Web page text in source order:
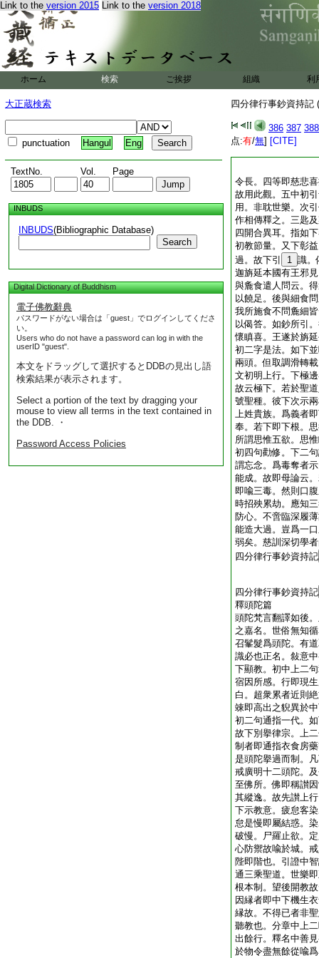
Link to the version 2015 Link to the version 2018
ホーム 検索 ご挨拶 組織 利
大正蔵検索
punctuation Hangul Eng
TextNo. Vol. Page
INBUDS
INBUDS(Bibliographic Database)
Search
Digital Dictionary of Buddhism
電子佛教辭典
パスワードがない場合は「guest」でログインしてくださ
い。
Users who do not have a password can log in with the
userID "guest".
本文をドラッグして選択するとDDBの見出し語
検索結果が表示されます。
Select a portion of the text by dragging your
mouse to view all terms in the text contained in
the DDB. ・
Password Access Policies
四分律行事鈔資持記
386 387 388
点:有/無] [CITE]
令長。四等即慈悲
故用此觀。五中初
用。非耽世樂。次
作相傳釋之。三匙
四開合異耳。指如
初教節量。又下彰
過。故下引
1 識。
迦旃延本國有王邪
與麁食遣人問云。
以饒足。後與細食
我所施食不問麁細
以偈答。如鈔所引
懷瞋喜。王遂於旃
初二字是法。如下
兩頭。但取調滑轉
文初明上行。下極
故云極下。若於聖
號聖種。彼下次示
上姓貴族。爲義者
奉。若下即下根。
所謂思惟五欲。思
初四句勸修。下二
謂忘念。爲毒奪者
能成。故即母論云
即喩三毒。然則口
時招殃累劫。應知
防心。不啻臨深履
能造大過。豈爲一
弱矣。慈訓深切學
四分律行事鈔資持記
四分律行事鈔資持記
釋頭陀篇
頭陀梵言翻譯如後
之嘉名。世俗無知
召髼髮爲頭陀。有
識必也正名。敍意
下顯教。初中上二
宿因所感。行即現
白。超衆累者近則
竦即高出之貎異於
初二句通指一代。
故下別擧律宗。上
制者即通指衣食房
是頭陀擧過而制。
戒廣明十二頭陀。
至佛所。佛即稱讃
其縱逸。故先讃上
下示教意。疲怠客
怠是慢即屬結惑。
破慢。尸羅止欲。
心防禦故喩於城。
陛即階也。引證中
通三乘聖道。世樂
根本制。望後開教
因縁者即中下機生
縁故。不得已者非
聽教也。分章中上
出餘行。釋名中善
於物令盡無餘從喩